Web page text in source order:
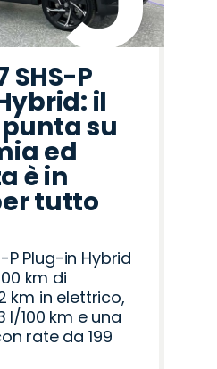
SHS-P
il
punta su
ed
è in
tutto
P Plug-in Hybrid
km di
km in elettrico,
l/100 km e una
rate da 199